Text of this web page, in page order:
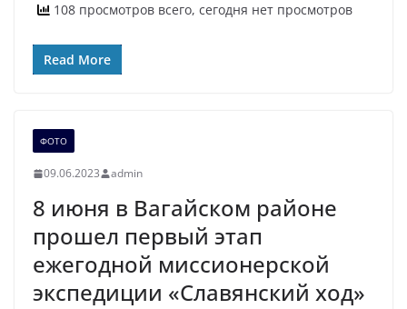
108 просмотров всего, сегодня нет просмотров
Read More
ФОТО
09.06.2023 admin
8 июня в Вагайском районе
прошел первый этап
ежегодной миссионерской
экспедиции «Славянский ход»